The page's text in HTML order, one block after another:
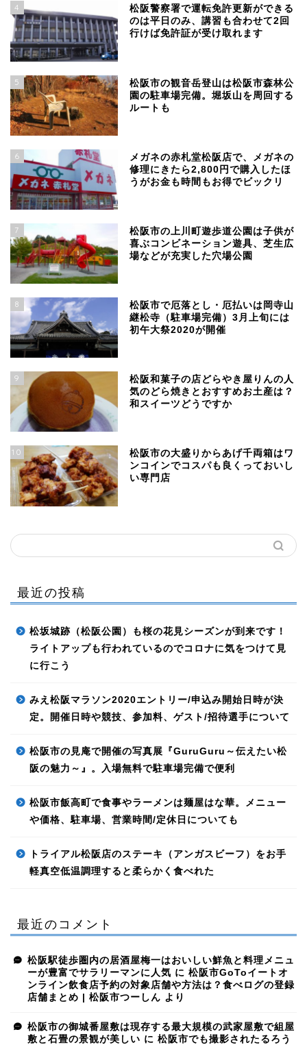
4
松阪警察署で運転免許更新ができる
のは平日のみ、講習も合わせて2回
行けば免許証が受け取れます
5
松阪市の観音岳登山は松阪市森林公
園の駐車場完備。堀坂山を周回する
ルートも
6
メガネの赤札堂松阪店で、メガネの
修理にきたら2,800円で購入したほ
うがお金も時間もお得でビックリ
7
松阪市の上川町遊歩道公園は子供が
喜ぶコンビネーション遊具、芝生広
場などが充実した穴場公園
8
松阪市で厄落とし・厄払いは岡寺山
継松寺（駐車場完備）3月上旬には
初午大祭2020が開催
9
松阪和菓子の店どらやき屋りんの人
気のどら焼きとおすすめお土産は？
和スイーツどうですか
10
松阪市の大盛りからあげ千両箱はワ
ンコインでコスパも良くっておいし
い専門店
最近の投稿
松坂城跡（松阪公園）も桜の花見シーズンが到来です！
ライトアップも行われているのでコロナに気をつけて見
に行こう
みえ松阪マラソン2020エントリー/申込み開始日時が決
定。開催日時や競技、参加料、ゲスト/招待選手について
松阪市の見庵で開催の写真展『GuruGuru～伝えたい松
阪の魅力～』。入場無料で駐車場完備で便利
松阪市飯高町で食事やラーメンは麺屋はな華。メニュー
や価格、駐車場、営業時間/定休日についても
トライアル松阪店のステーキ（アンガスビーフ）をお手
軽真空低温調理すると柔らかく食べれた
最近のコメント
松阪駅徒歩圏内の居酒屋梅一はおいしい鮮魚と料理メニュ
ーが豊富でサラリーマンに人気 に 松阪市GoToイートオ
ンライン飲食店予約の対象店舗や方法は？食べログの登録
店舗まとめ | 松阪市つーしん より
松阪市の御城番屋敷は現存する最大規模の武家屋敷で組屋
敷と石畳の景観が美しい に 松阪市でも撮影されたるろう